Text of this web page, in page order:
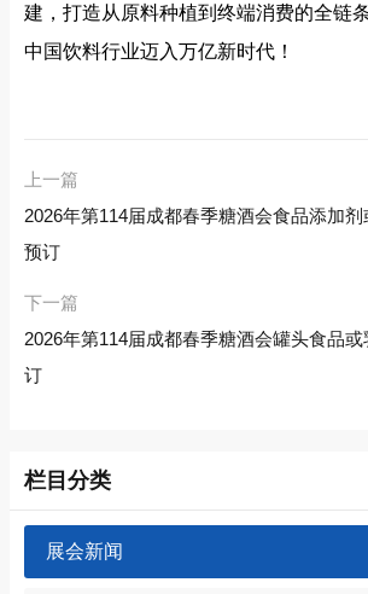
建，打造从原料种植到终端消费的全链
中国饮料行业迈入万亿新时代！
上一篇
2026年第114届成都春季糖酒会食品添加
预订
下一篇
2026年第114届成都春季糖酒会罐头食品
订
栏目分类
展会新闻